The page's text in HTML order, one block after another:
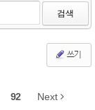
검색
쓰기
92 Next